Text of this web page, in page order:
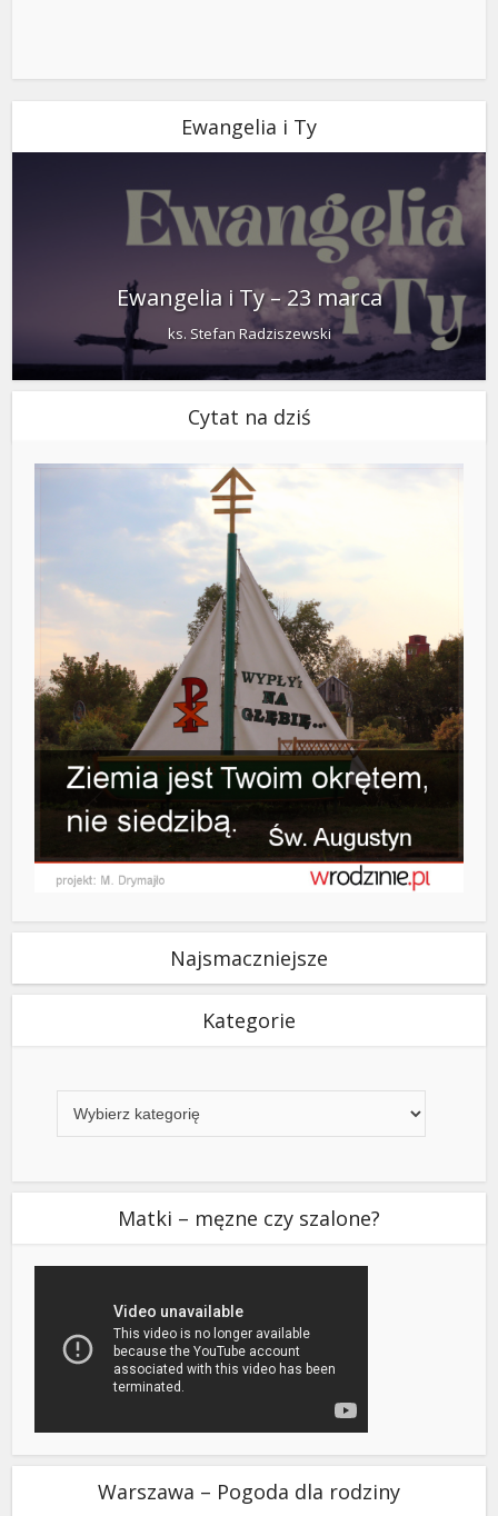
Ewangelia i Ty
Ewangelia i Ty – 23 marca
ks. Stefan Radziszewski
Cytat na dziś
Najsmaczniejsze
Kategorie
Matki – męzne czy szalone?
Warszawa – Pogoda dla rodziny